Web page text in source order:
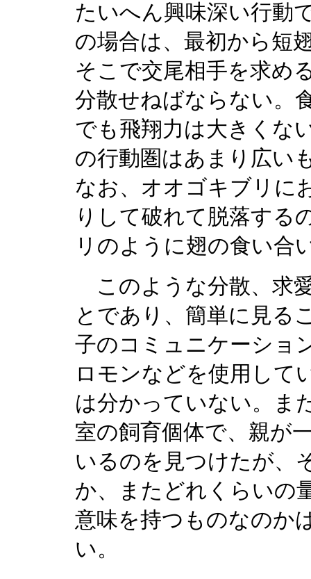
たいへん興味深い行動
の場合は、最初から短
そこで交尾相手を求め
分散せねばならない。
でも飛翔力は大きくな
の行動圏はあまり広い
なお、オオゴキブリに
りして破れて脱落する
リのように翅の食い合
このような分散、求
とであり、簡単に見る
子のコミュニケーショ
ロモンなどを使用して
は分かっていない。ま
室の飼育個体で、親が
いるのを見つけたが、
か、またどれくらいの
意味を持つものなのか
い。